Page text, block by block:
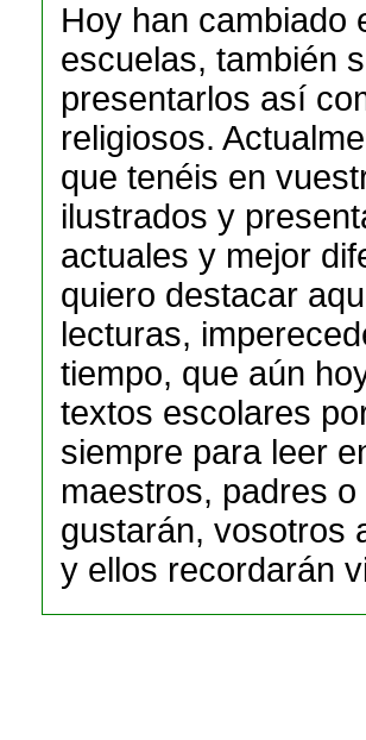
Hoy han cambiado
escuelas, también
presentarlos así
religiosos.
que tenéis en
ilustrados y
actuales y mejor
quiero destacar
lecturas,
tiempo, que aún
textos escolares
siempre para leer
maestros, padres
gustarán, vosotros
y ellos recordarán